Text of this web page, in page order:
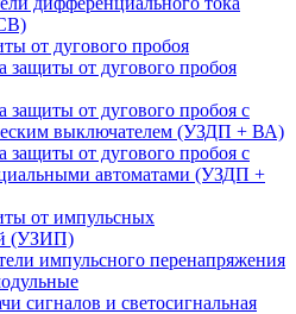
от дугового пробоя
защиты от дугового пробоя
защиты от дугового пробоя с
выключателем (УЗДП + ВА)
защиты от дугового пробоя с
автоматами (УЗДП +
от импульсных
(УЗИП)
импульсного перенапряжения
сигналов и светосигнальная